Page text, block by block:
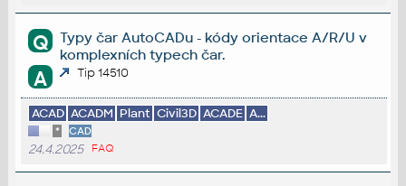
Q
Typy čar AutoCADu - kódy orientace A/R/U v
komplexních typech čar.
A Tip 14510
ACAD ACADM Plant Civil3D ACADE A...
* CAD
24.4.2025 FAQ